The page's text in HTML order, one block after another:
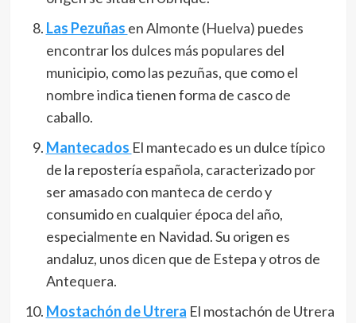
Las Pezuñas en Almonte (Huelva) puedes
encontrar los dulces más populares del
municipio, como las pezuñas, que como el
nombre indica tienen forma de casco de
caballo.
Mantecados El mantecado es un dulce típico
de la repostería española, caracterizado por
ser amasado con manteca de cerdo y
consumido en cualquier época del año,
especialmente en Navidad. Su origen es
andaluz, unos dicen que de Estepa y otros de
Antequera.
Mostachón de Utrera El mostachón de Utrera